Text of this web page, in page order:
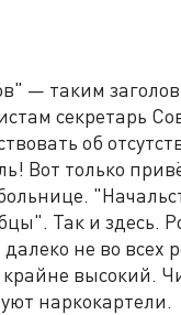
— таким
секретарь
об
Вот только
Так и здесь.
не во всех
высокий.
наркокартели.